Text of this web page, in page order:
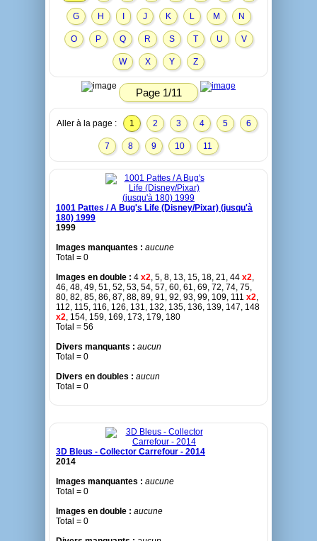
G H J K L M N
O P Q R S T U V
W X Y Z
Page 1/11
Aller à la page : 1 2 3 4 5 6
7 8 9 10 11
1001 Pattes / A Bug's Life (Disney/Pixar) (jusqu'à
180) 1999
1999
Images manquantes : aucune
Total = 0
Images en double : 4 x2, 5, 8, 13, 15, 18, 21, 44 x2,
46, 48, 49, 51, 52, 53, 54, 57, 60, 61, 69, 72, 74, 75,
80, 82, 85, 86, 87, 88, 89, 91, 92, 93, 99, 109, 111 x2,
112, 115, 116, 126, 131, 132, 135, 136, 139, 147, 148
x2, 154, 159, 169, 173, 179, 180
Total = 56
Divers manquants : aucun
Total = 0
Divers en doubles : aucun
Total = 0
3D Bleus - Collector Carrefour - 2014
2014
Images manquantes : aucune
Total = 0
Images en double : aucune
Total = 0